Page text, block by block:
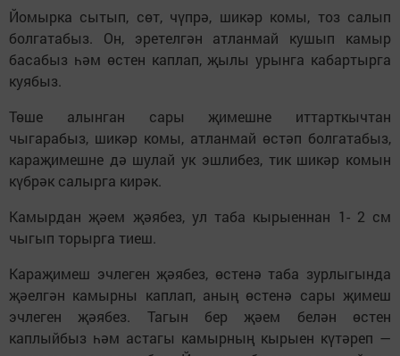
Йомырка сытып, сөт, чүпрә, шикәр комы, тоз салып
болгатабыз. Он, эретелгән атланмай кушып камыр
басабыз һәм өстен каплап, җылы урынга кабартырга
куябыз.
Төше алынган сары җимешне иттарткычтан
чыгарабыз, шикәр комы, атланмай өстәп болгатабыз,
караҗимешне дә шулай ук эшлибез, тик шикәр комын
күбрәк салырга кирәк.
Камырдан җәем җәябез, ул таба кырыеннан 1- 2 см
чыгып торырга тиеш.
Караҗимеш эчлеген җәябез, өстенә таба зурлыгында
җәелгән камырны каплап, аның өстенә сары җимеш
эчлеген җәябез. Тагын бер җәем белән өстен
каплыйбыз һәм астагы камырның кырыен күтәреп —